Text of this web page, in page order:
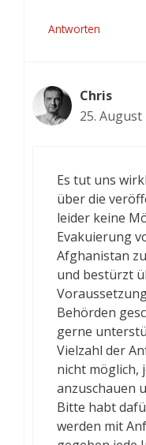
Antworten
Chris
25. August
Es tut uns
über die
leider keine
Evakuierung
Afghanistan
und bestürzt
Behörden
gerne
Vielzahl der
nicht möglich,
anzuschauen
Bitte habt
werden mit